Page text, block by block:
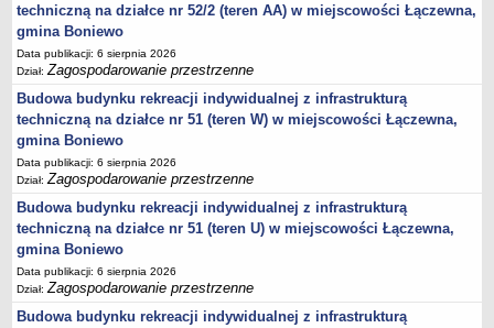
FINANSE GMINY
Majątek gminy
Budżet
sprawozdania z wykonania budżetu
Plan postępowań na 2026 rok
Plan postępowań o udzielenie zamówień na rok 2025
Plan postępowań na rok 2024
Plan postępowań o udzielenie zamówień na rok 2023
Plan postępowań o udzielenie zamówień na rok 2022
Plan postępowań o udzielenie zamówień w 2020 roku
Plan postępowań o udzielenie zamówień na 2019
techniczną na działce nr 52/2 (teren AA) w miejscowości Łączewna,
gmina Boniewo
Data publikacji: 6 sierpnia 2026
Dział:Zagospodarowanie przestrzenne
Budowa budynku rekreacji indywidualnej z infrastrukturą
techniczną na działce nr 51 (teren W) w miejscowości Łączewna,
gmina Boniewo
Data publikacji: 6 sierpnia 2026
Dział:Zagospodarowanie przestrzenne
Budowa budynku rekreacji indywidualnej z infrastrukturą
techniczną na działce nr 51 (teren U) w miejscowości Łączewna,
gmina Boniewo
Data publikacji: 6 sierpnia 2026
Dział:Zagospodarowanie przestrzenne
Budowa budynku rekreacji indywidualnej z infrastrukturą